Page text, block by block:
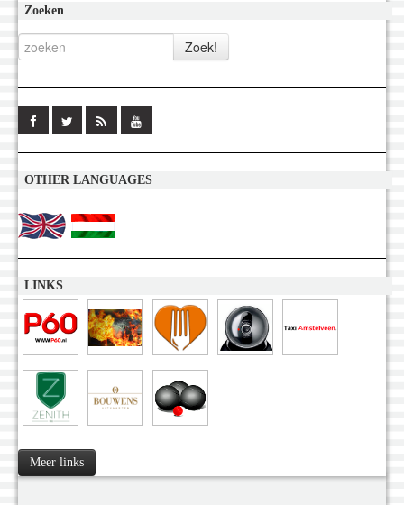
Zoeken
OTHER LANGUAGES
LINKS
Meer links